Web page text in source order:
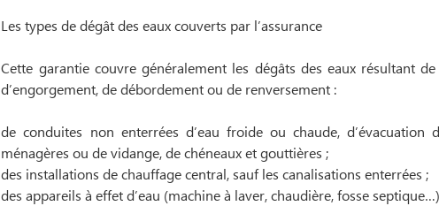
Les types de dégât des eaux couverts par l’assurance
Cette garantie couvre généralement les dégâts des eaux résultant
d’engorgement, de débordement ou de renversement :
de conduites non enterrées d’eau froide ou chaude, d’évacuation
ménagères ou de vidange, de chéneaux et gouttières ;
des installations de chauffage central, sauf les canalisations enterrées ;
des appareils à effet d’eau (machine à laver, chaudière, fosse